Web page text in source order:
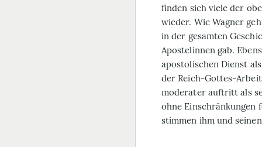
finden sich viele der
wieder. Wie Wagner
in der gesamten
Apostelinnen gab.
apostolischen Dienst
der Reich-Gottes-
moderater auftritt als
ohne Einschränkungen
stimmen ihm und